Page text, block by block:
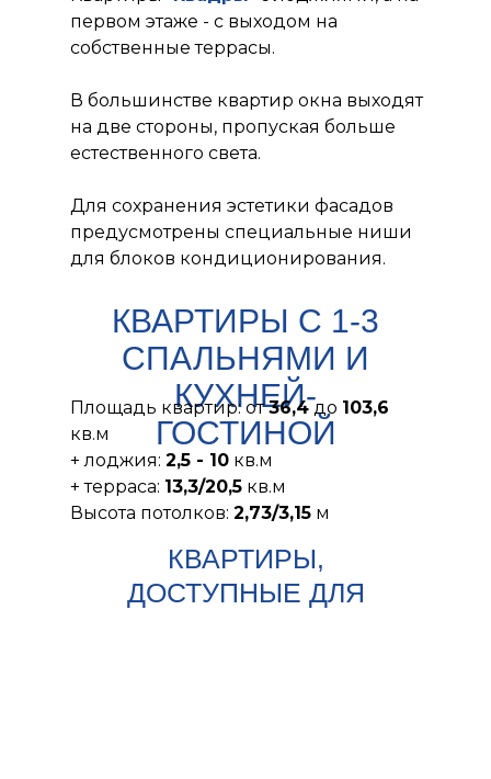
первом этаже - с выходом на
собственные террасы.
В большинстве квартир окна выходят
на две стороны, пропуская больше
естественного света.
Для сохранения эстетики фасадов
предусмотрены специальные ниши
для блоков кондиционирования.
КВАРТИРЫ С 1-3
СПАЛЬНЯМИ И
КУХНЕЙ-
ГОСТИНОЙ
Площадь квартир: от36,4до 103,6
кв.м
+ лоджия: 2,5 - 10 кв.м
+ терраса: 13,3/20,5 кв.м
Высота потолков: 2,73/3,15 м
КВАРТИРЫ,
ДОСТУПНЫЕ ДЛЯ